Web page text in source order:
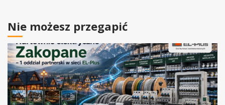
Nie możesz przegapić